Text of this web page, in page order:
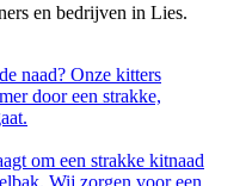
en bedrijven in Lies.
naad? Onze kitters
door een strakke,
om een strakke kitnaad
Wij zorgen voor een